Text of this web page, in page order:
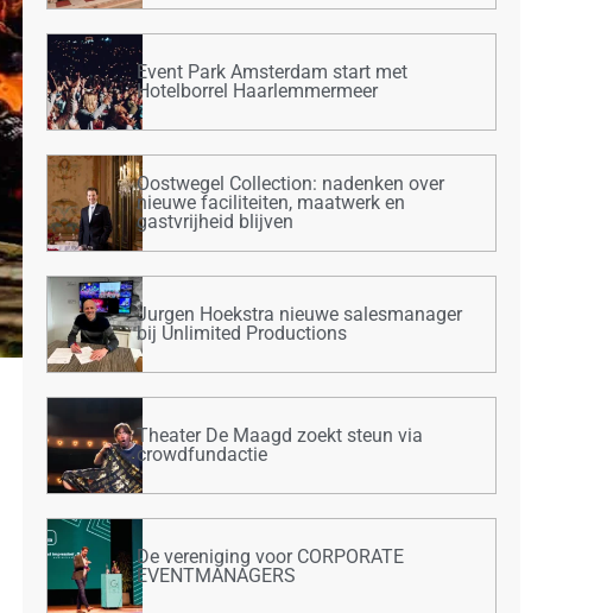
Event Park Amsterdam start met
Hotelborrel Haarlemmermeer
Oostwegel Collection: nadenken over
nieuwe faciliteiten, maatwerk en
gastvrijheid blijven
Jurgen Hoekstra nieuwe salesmanager
bij Unlimited Productions
Theater De Maagd zoekt steun via
crowdfundactie
De vereniging voor CORPORATE
EVENTMANAGERS